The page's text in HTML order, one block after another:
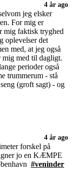
4 år ago
jeg elsker
For mig er
mig faktisk tryghed
oplevelser det
med, at jeg også
mig med til dagligt.
perioder også
trummerum - stå
(groft sagt) - og
4 år ago
forskel på
jo en KÆMPE
#veninder